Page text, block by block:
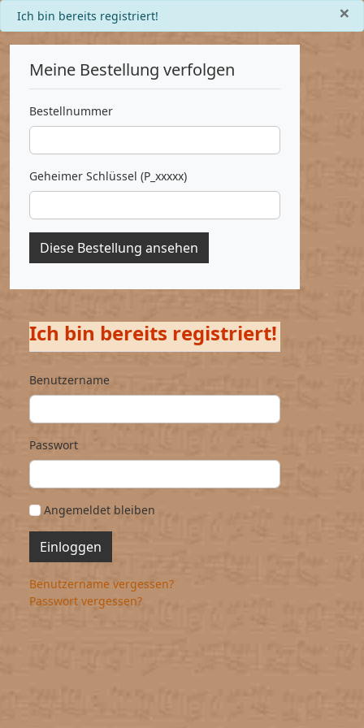
×
info
Ich bin bereits registriert!
Meine Bestellung verfolgen
Bestellnummer
Geheimer Schlüssel (P_xxxxx)
Diese Bestellung ansehen
Ich bin bereits registriert!
Benutzername
Passwort
Angemeldet bleiben
Einloggen
Benutzername vergessen?
Passwort vergessen?